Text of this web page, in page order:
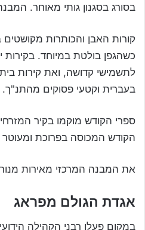
בסורג בסגנון גותי מאוחר.
קורות האבן והכותרות
כשהגפן בולטת במיוחד.
לתשמישי קדושה, ואת קירות
בעברית וקטעי פסוקים מהתנ"ך.
ספרי הקודש מוקמו בקיר
הקודש המכוסה בפרוכת
את המבנה המרכזי מאירות מנורות
אגדת הגולם מפראג
במקום פעלו רבני הקהילה